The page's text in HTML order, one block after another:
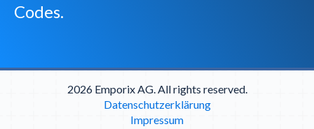
Codes.
2026 Emporix AG. All rights reserved.
Datenschutzerklärung
Impressum